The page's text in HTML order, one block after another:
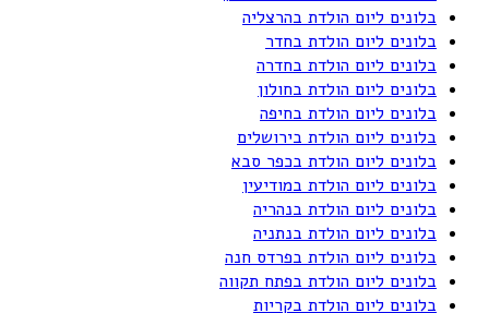
בלונים ליום הולדת בהרצליה
בלונים ליום הולדת בחדר
בלונים ליום הולדת בחדרה
בלונים ליום הולדת בחולון
בלונים ליום הולדת בחיפה
בלונים ליום הולדת בירושלים
בלונים ליום הולדת בכפר סבא
בלונים ליום הולדת במודיעין
בלונים ליום הולדת בנהריה
בלונים ליום הולדת בנתניה
בלונים ליום הולדת בפרדס חנה
בלונים ליום הולדת בפתח תקווה
בלונים ליום הולדת בקריות